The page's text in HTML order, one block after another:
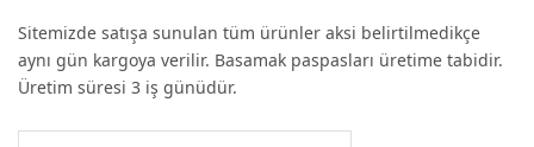
was:
600,00 ₺.
199,00 ₺.
Sitemizde satışa sunulan tüm ürünler aksi belirtilmedikçe
aynı gün kargoya verilir. Basamak paspasları üretime tabidir.
Üretim süresi 3 iş günüdür.